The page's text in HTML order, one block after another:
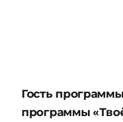
Гость
программы